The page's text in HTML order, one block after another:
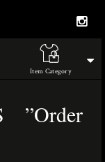
Item Category
”Order